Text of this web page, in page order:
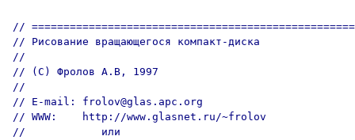
//
// Рисование вращающегося компакт-диска
//
// (C) Фролов А.В, 1997
//
// E-mail: frolov@glas.apc.org
// WWW:    http://www.glasnet.ru/~frolov
//            или